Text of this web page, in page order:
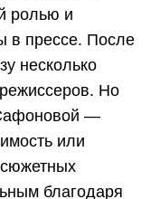
ролью и
в прессе. После
несколько
Но
—
или
благодаря